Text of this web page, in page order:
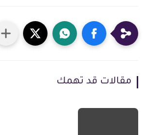
مقالات قد تهمك